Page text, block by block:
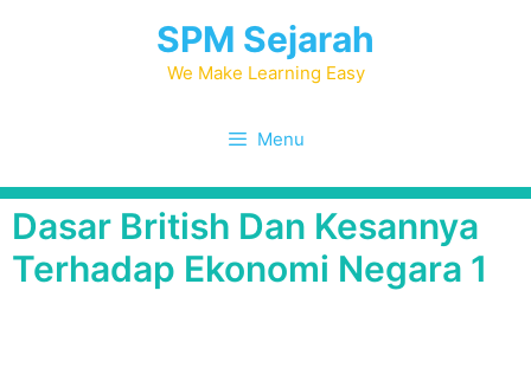
SPM Sejarah
We Make Learning Easy
Menu
Dasar British Dan Kesannya
Terhadap Ekonomi Negara 1